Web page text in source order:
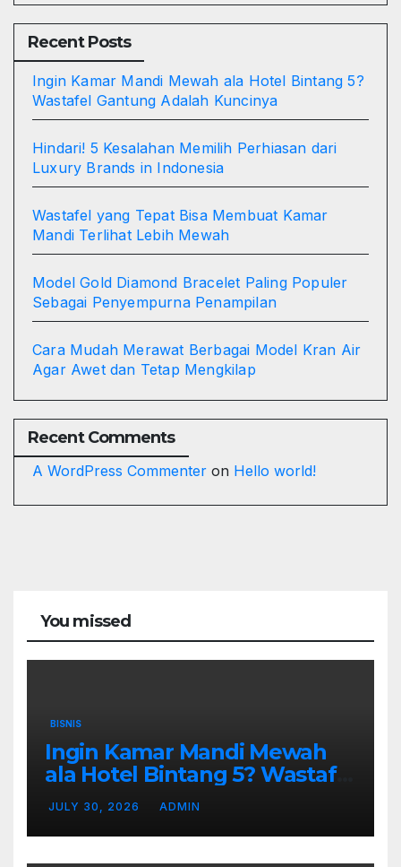
Recent Posts
Ingin Kamar Mandi Mewah ala Hotel Bintang 5?
Wastafel Gantung Adalah Kuncinya
Hindari! 5 Kesalahan Memilih Perhiasan dari
Luxury Brands in Indonesia
Wastafel yang Tepat Bisa Membuat Kamar
Mandi Terlihat Lebih Mewah
Model Gold Diamond Bracelet Paling Populer
Sebagai Penyempurna Penampilan
Cara Mudah Merawat Berbagai Model Kran Air
Agar Awet dan Tetap Mengkilap
Recent Comments
A WordPress Commenter on Hello world!
You missed
BISNIS
Ingin Kamar Mandi Mewah
ala Hotel Bintang 5? Wastafel
Gantung Adalah Kuncinya
JULY 30, 2026 ADMIN